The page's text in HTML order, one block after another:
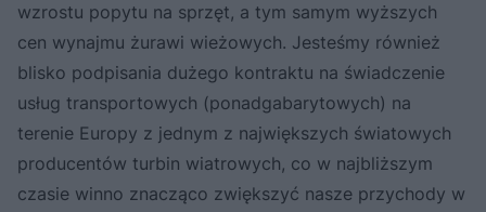
wzrostu popytu na sprzęt, a tym samym wyższych
cen wynajmu żurawi wieżowych. Jesteśmy również
blisko podpisania dużego kontraktu na świadczenie
usług transportowych (ponadgabarytowych) na
terenie Europy z jednym z największych światowych
producentów turbin wiatrowych, co w najbliższym
czasie winno znacząco zwiększyć nasze przychody w